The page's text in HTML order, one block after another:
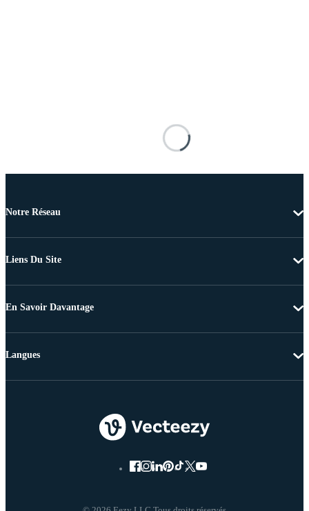
Notre Réseau
Liens Du Site
En Savoir Davantage
Langues